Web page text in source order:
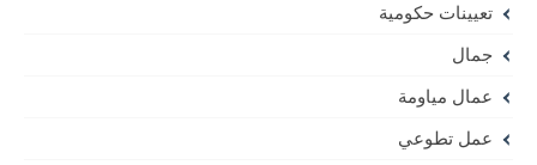
تعيينات حكومية
جمال
عمال مياومة
عمل تطوعي